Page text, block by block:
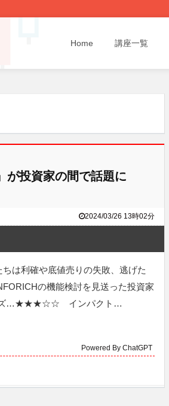
Home 講座一覧
が投資家の間で話題に
2024/03/26 13時02分
は利確や底値売りの失敗、逃げた
の機能検討を見送った投資家
イズ…★★★☆☆ インパクト…
Powered By ChatGPT